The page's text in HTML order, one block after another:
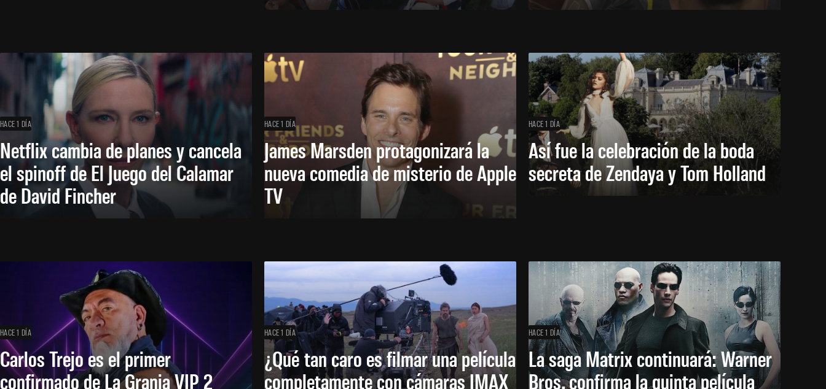
HACE 1 DÍA
Netflix cambia de planes y cancela
el spinoff de El Juego del Calamar
de David Fincher
HACE 1 DÍA
James Marsden protagonizará la
nueva comedia de misterio de Apple
TV
HACE 1 DÍA
Así fue la celebración de la boda
secreta de Zendaya y Tom Holland
HACE 1 DÍA
Carlos Trejo es el primer
confirmado de La Granja VIP 2
HACE 1 DÍA
¿Qué tan caro es filmar una película
completamente con cámaras IMAX
HACE 1 DÍA
La saga Matrix continuará: Warner
Bros. confirma la quinta película